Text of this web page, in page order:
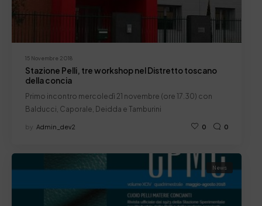
15 Novembre 2018
Stazione Pelli, tre workshop nel Distretto toscano
della concia
Primo incontro mercoledì 21 novembre (ore 17.30) con
Balducci, Caporale, Deidda e Tamburini
by Admin_dev2 0 0
News